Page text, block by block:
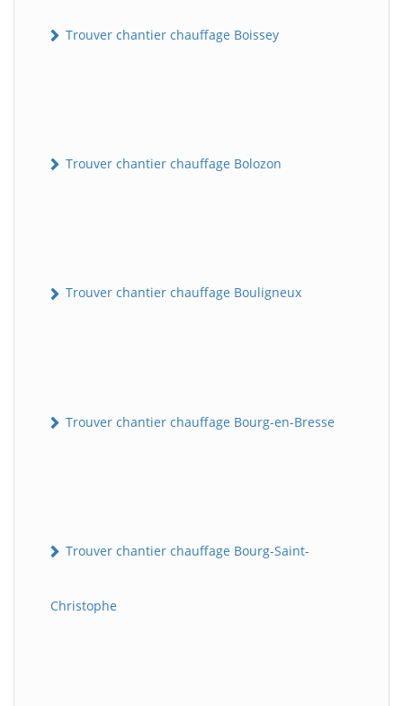
Trouver chantier chauffage Boissey
Trouver chantier chauffage Bolozon
Trouver chantier chauffage Bouligneux
Trouver chantier chauffage Bourg-en-Bresse
Trouver chantier chauffage Bourg-Saint-
Christophe